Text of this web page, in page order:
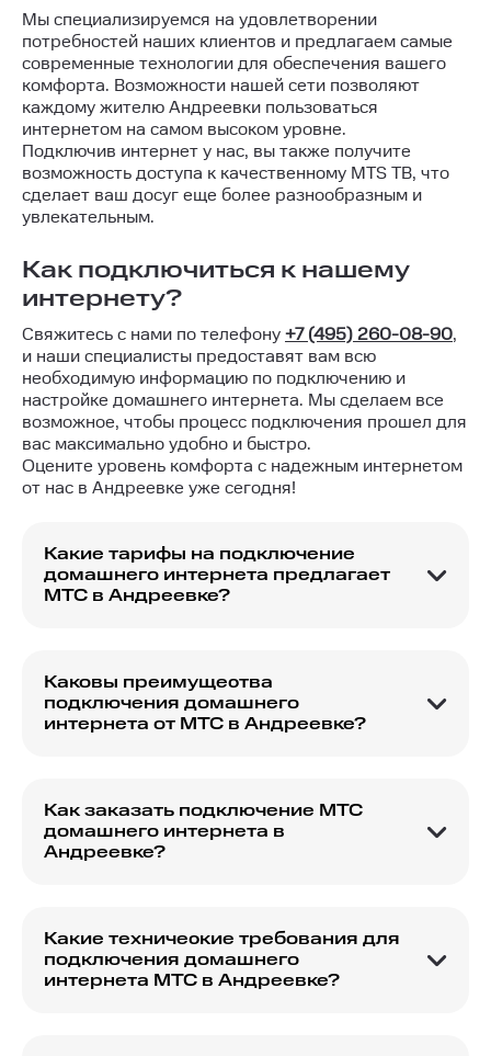
Мы специализируемся на удовлетворении
потребностей наших клиентов и предлагаем самые
современные технологии для обеспечения вашего
комфорта. Возможности нашей сети позволяют
каждому жителю Андреевки пользоваться
интернетом на самом высоком уровне.
Подключив интернет у нас, вы также получите
возможность доступа к качественному MTS ТВ, что
сделает ваш досуг еще более разнообразным и
увлекательным.
Как подключиться к нашему
интернету?
Свяжитесь с нами по телефону +7 (495) 260-08-90,
и наши специалисты предоставят вам всю
необходимую информацию по подключению и
настройке домашнего интернета. Мы сделаем все
возможное, чтобы процесс подключения прошел для
вас максимально удобно и быстро.
Оцените уровень комфорта с надежным интернетом
от нас в Андреевке уже сегодня!
Какие тарифы на подключение
домашнего интернета предлагает
МТС в Андреевке?
пользователей.
Каковы преимущества
подключения домашнего
интернета от МТС в Андреевке?
дополнительными услугами, такими как МТС ТВ.
Как заказать подключение МТС
домашнего интернета в
Андреевке?
Какие технические требования для
подключения домашнего
интернета МТС в Андреевке?